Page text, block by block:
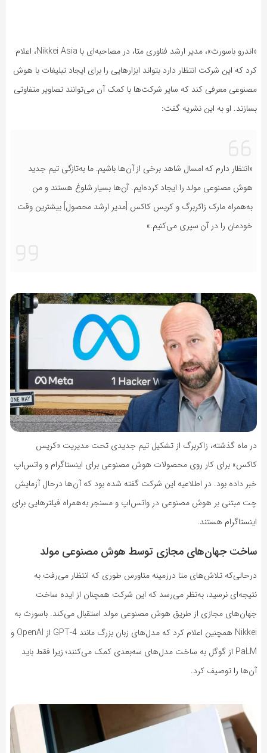
«اندرو باسورث»، مدیر ارشد فناوری متا، در مصاحبه‌ای با Nikkei Asia، اعلام
کرد که این شرکت انتظار دارد بتواند ابزارهایی را برای ایجاد تبلیغات با هوش
مصنوعی معرفی کند که سایر شرکت‌ها با کمک آن می‌توانند تصاویر متفاوتی
بسازند. او به این نشریه گفت:
«انتظار دارم که امسال شاهد برخی از آن‌ها باشیم. ما به‌تازگی تیم جدید
هوش مصنوعی مولد را ایجاد کرده‌ایم. آن‌ها بسیار شلوغ هستند و من
به‌همراه مارک زاکربرگ و کریس کاکس [مدیر ارشد محصول] بیشترین وقت
خودمان را در آن سپری می‌کنیم.»
در ماه گذشته، زاکربرگ از تشکیل تیم جدیدی تحت مدیریت «کریس
کاکس» برای کار روی محصولات هوش مصنوعی برای اینستاگرام و واتس‌اپ
خبر داده بود. در اطلاعیه این شرکت گفته شده بود که آن‌ها درحال آزمایش
چت مبتنی بر هو‌ش مصنوعی در واتس‌اپ و مسنجر به‌همراه فیلترهایی برای
اینستاگرام هستند.
ساخت جهان‌های مجازی توسط هوش مصنوعی مولد
درحالی‌که تلاش‌های متا درزمینه متاورس طوری که انتظار می‌رفت به
نتیجه‌ای نرسید، به‌نظر می‌رسد که این شرکت همچنان از ایده ساخت
جهان‌های مجازی از طریق هو‌ش مصنوعی مولد استقبال می‌کند. باسورث به
Nikkei همچنین اعلام کرد که مدل‌های زبان بزرگ مانند GPT-4 از OpenAI و
PaLM از گوگل به ساخت مدل‌های سه‌بعدی کمک می‌کنند؛ زیرا فقط باید
آن‌ها را توصیف کرد.